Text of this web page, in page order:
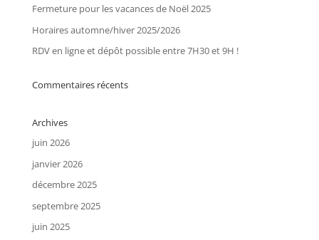
Fermeture pour les vacances de Noël 2025
Horaires automne/hiver 2025/2026
RDV en ligne et dépôt possible entre 7H30 et 9H !
Commentaires récents
Archives
juin 2026
janvier 2026
décembre 2025
septembre 2025
juin 2025